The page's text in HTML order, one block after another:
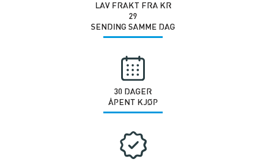
LAV FRAKT FRA KR
29
SENDING SAMME DAG
30 DAGER
ÅPENT KJØP